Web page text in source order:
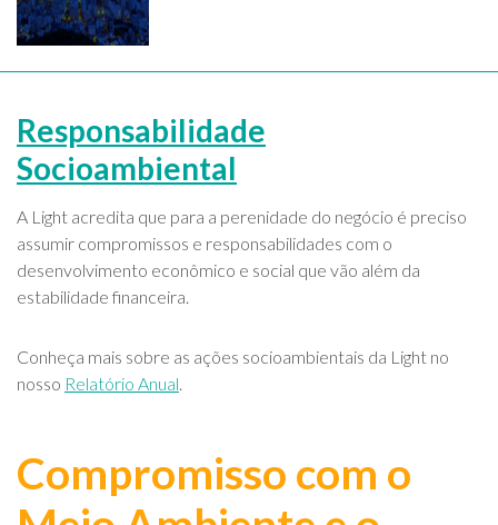
Responsabilidade
Socioambiental
A Light acredita que para a perenidade do negócio é preciso
assumir compromissos e responsabilidades com o
desenvolvimento econômico e social que vão além da
estabilidade financeira.
Conheça mais sobre as ações socioambientais da Light no
nosso Relatório Anual.
Compromisso com o